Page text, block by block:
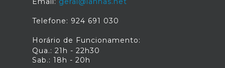
Telefone: 924 691 030
Horário de Funcionamento:
Qua.: 21h - 22h30
Sab.: 18h - 20h